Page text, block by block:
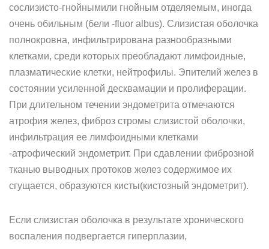
сослизисто-гнойнымили гнойным отделяемым, иногда
очень обильным (бели -fluor albus). Слизистая оболочка
полнокровна, инфильтрирована разнообразными
клетками, среди которых преобладают лимфоидные,
плазматические клетки, нейтрофилы. Эпителий желез в
состоянии усиленной десквамации и пролиферации.
При длительном течении эндометрита отмечаются
атрофия желез, фиброз стромы слизистой оболочки,
инфильтрация ее лимфоидными клетками
-атрофический эндометрит. При сдавлении фиброзной
тканью выводных протоков желез содержимое их
сгущается, образуются кисты(кистозный эндометрит).
Если слизистая оболочка в результате хронического
воспаления подвергается гиперплазии,